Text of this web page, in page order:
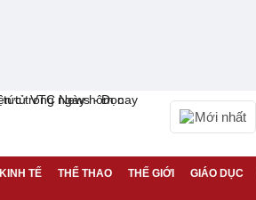
Mới nhất
KINH TẾ THỂ THAO THẾ GIỚI GIÁO DỤC